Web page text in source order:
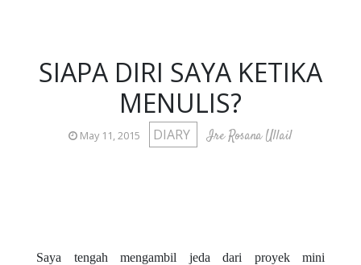
SIAPA DIRI SAYA KETIKA
MENULIS?
May 11, 2015 DIARY Ire Rosana Ullail
Saya tengah mengambil jeda dari proyek mini